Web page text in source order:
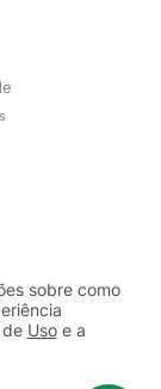
sobre como
de Usoe a